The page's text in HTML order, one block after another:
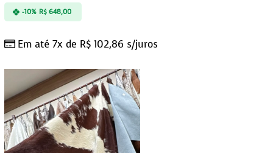
Em até 7x de R$ 102,86 s/juros
-10% R$648,00